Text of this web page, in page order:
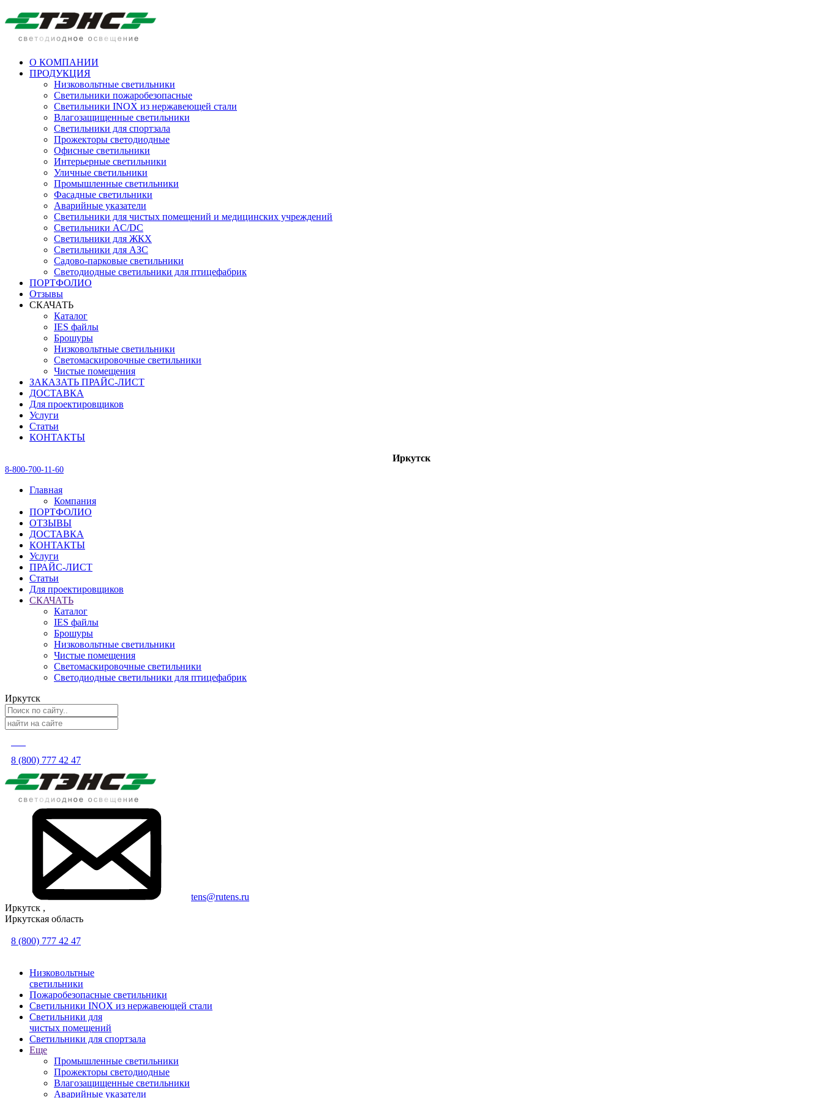
О КОМПАНИИ
ПРОДУКЦИЯ
Низковольтные светильники
Cветильники пожаробезопасные
Светильники INOX из нержавеющей стали
Влагозащищенные светильники
Светильники для спортзала
Прожекторы светодиодные
Офисные светильники
Интерьерные светильники
Уличные светильники
Промышленные светильники
Фасадные светильники
Аварийные указатели
Светильники для чистых помещений и медицинских учреждений
Светильники AC/DC
Светильники для ЖКХ
Светильники для АЗС
Садово-парковые светильники
Светодиодные светильники для птицефабрик
ПОРТФОЛИО
Отзывы
СКАЧАТЬ
Каталог
IES файлы
Брошуры
Низковольтные светильники
Светомаскировочные светильники
Чистые помещения
ЗАКАЗАТЬ ПРАЙС-ЛИСТ
ДОСТАВКА
Для проектировщиков
Услуги
Статьи
КОНТАКТЫ
Иркутск
8-800-700-11-60
Главная
Компания
ПОРТФОЛИО
ОТЗЫВЫ
ДОСТАВКА
КОНТАКТЫ
Услуги
ПРАЙС-ЛИСТ
Статьи
Для проектировщиков
СКАЧАТЬ
Каталог
IES файлы
Брошуры
Низковольтные светильники
Чистые помещения
Светомаскировочные светильники
Светодиодные светильники для птицефабрик
Иркутск
8 (800) 777 42 47
tens@rutens.ru
Иркутск ,
Иркутская область
8 (800) 777 42 47
Низковольтные
светильники
Пожаробезопасные светильники
Светильники INOX из нержавеющей стали
Светильники для
чистых помещений
Светильники для спортзала
Еще
Промышленные светильники
Прожекторы светодиодные
Влагозащищенные светильники
Аварийные указатели